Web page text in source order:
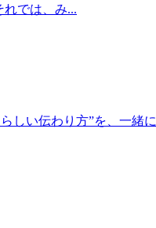
では、み...
しい伝わり方”を、一緒に